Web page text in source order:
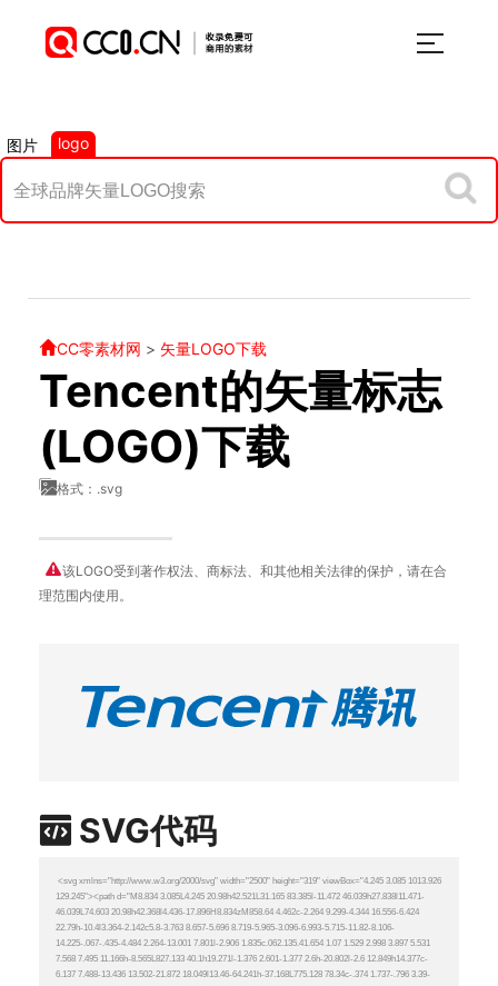
图片 logo
CC零素材网 > 矢量LOGO下载
Tencent的矢量标志
(LOGO)下载
格式：.svg
该LOGO受到著作权法、商标法、和其他相关法律的保护，请在合
理范围内使用。
SVG代码